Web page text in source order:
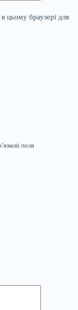
цьому браузері для
поля